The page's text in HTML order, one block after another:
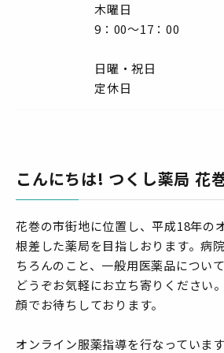
木曜日
9：00～17：00
日曜・祝日
定休日
こんにちは! つくし薬局 花
花巻の市街地に位置し、平成18年の
根差した薬局を目指しおります。病
ちろんのこと、一般用医薬品につい
どうぞお気軽にお立ち寄りください
顔でお待ちしております。
オンライン服薬指導を行なっていま